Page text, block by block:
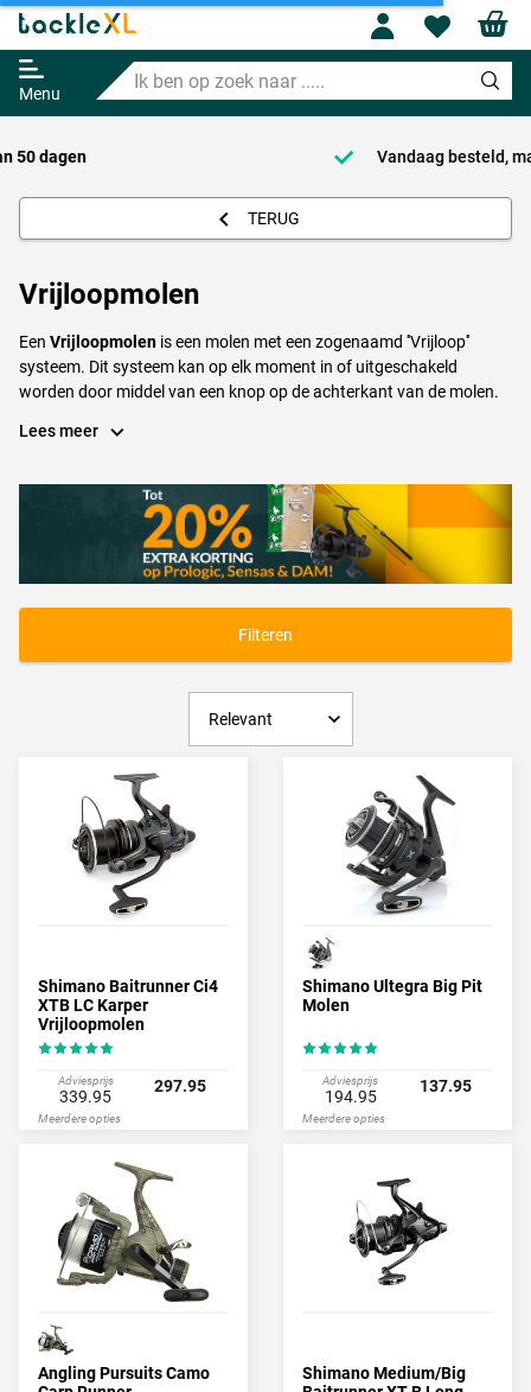
Menu
Ik
ben
op
Profile
Vandaag besteld, maandag in huis!*
TERUG
Vrijloopmolen
Een Vrijloopmolen is een molen met een zogenaamd ''Vrijloop''
systeem. Dit systeem kan op elk moment in of uitgeschakeld
worden door middel van een knop op de achterkant van de molen.
weer uitgeschakeld zal de slip weer in werking treden. Vrijloop
vissen met dood aas op snoek en meerval.
Vrijloopmolen kopen?
Een vrijloopmolen ookwel ''baitrunner'' genaamd koop je bij
TackleXL.nl TackleXL.nl beschikt over een breed assortiment aan
vrijloop molens in alle soorten, maten en prijsklasse's.
Lees meer
Filteren
Shimano Baitrunner Ci4
XTB LC Karper
Vrijloopmolen
Adviesprijs
339.95
297.95
Meerdere opties
Shimano Ultegra Big Pit
Molen
Adviesprijs
194.95
137.95
Meerdere opties
Angling Pursuits Camo
Shimano Medium/Big